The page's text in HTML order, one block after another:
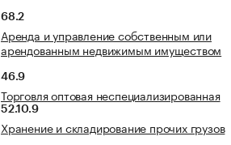
68.2
Аренда и управление собственным или
арендованным недвижимым имуществом
46.9
Торговля оптовая неспециализированная
52.10.9
Хранение и складирование прочих грузов